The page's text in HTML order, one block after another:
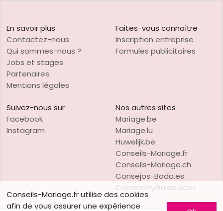
En savoir plus
Contactez-nous
Qui sommes-nous ?
Jobs et stages
Partenaires
Mentions légales
Faites-vous connaître
Inscription entreprise
Formules publicitaires
Suivez-nous sur
Facebook
Instagram
Nos autres sites
Mariage.be
Mariage.lu
Huwelijk.be
Conseils-Mariage.fr
Conseils-Mariage.ch
Consejos-Boda.es
CeremonyGuide.com
Conseils-Mariage.fr utilise des cookies
afin de vous assurer une expérience